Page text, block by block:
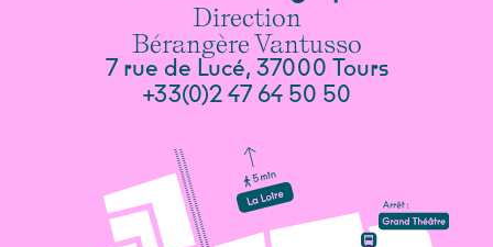
Direction
Bérangère Vantusso
7 rue de Lucé, 37000 Tours
+33(0)2 47 64 50 50